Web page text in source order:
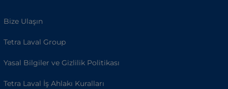
Bize Ulaşın
Tetra Laval Group
Yasal Bilgiler ve Gizlilik Politikası
Tetra Laval İş Ahlakı Kuralları